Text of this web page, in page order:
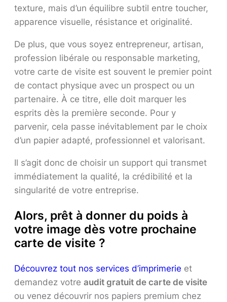
texture, mais d’un équilibre subtil entre toucher,
apparence visuelle, résistance et originalité.
De plus, que vous soyez entrepreneur, artisan,
profession libérale ou responsable marketing,
votre carte de visite est souvent le premier point
de contact physique avec un prospect ou un
partenaire. À ce titre, elle doit marquer les
esprits dès la première seconde. Pour y
parvenir, cela passe inévitablement par le choix
d’un papier adapté, professionnel et valorisant.
Il s’agit donc de choisir un support qui transmet
immédiatement la qualité, la crédibilité et la
singularité de votre entreprise.
Alors, prêt à donner du poids à
votre image dès votre prochaine
carte de visite ?
Découvrez tout nos services d’imprimerie et
demandez votre audit gratuit de carte de visite
ou venez découvrir nos papiers premium chez